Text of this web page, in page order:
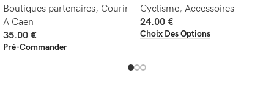
Boutiques partenaires, Courir
A Caen
35.00 €
Pré-Commander
Cyclisme, Accessoires
24.00 €
Choix Des Options